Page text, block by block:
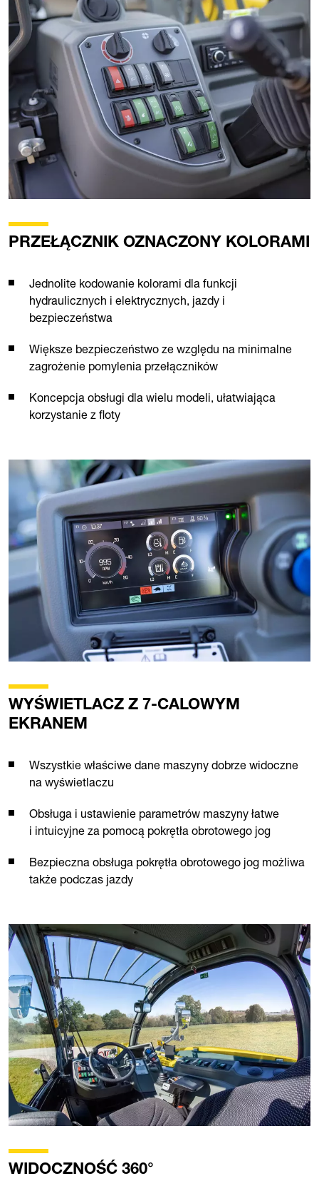
PRZEŁĄCZNIK OZNACZONY KOLORAMI
Jednolite kodowanie kolorami dla funkcji
hydraulicznych i elektrycznych, jazdy i
bezpieczeństwa
Większe bezpieczeństwo ze względu na minimalne
zagrożenie pomylenia przełączników
Koncepcja obsługi dla wielu modeli, ułatwiająca
korzystanie z floty
WYŚWIETLACZ Z 7-CALOWYM
EKRANEM
Wszystkie właściwe dane maszyny dobrze widoczne
na wyświetlaczu
Obsługa i ustawienie parametrów maszyny łatwe
i intuicyjne za pomocą pokrętła obrotowego jog
Bezpieczna obsługa pokrętła obrotowego jog możliwa
także podczas jazdy
WIDOCZNOŚĆ 360°